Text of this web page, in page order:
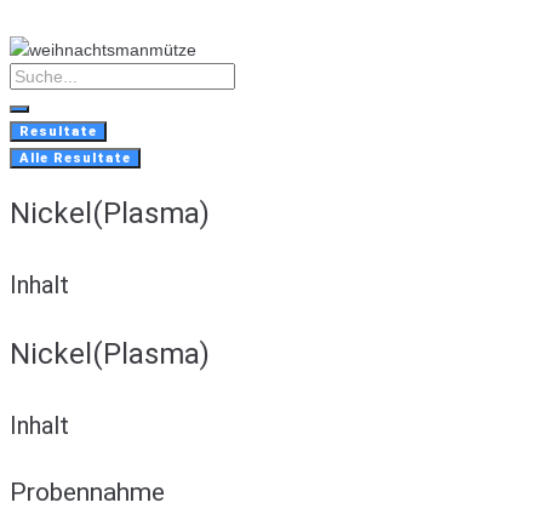
to
content
Search
...
Resultate
Alle Resultate
Nickel(Plasma)
Inhalt
Nickel(Plasma)
Inhalt
Probennahme